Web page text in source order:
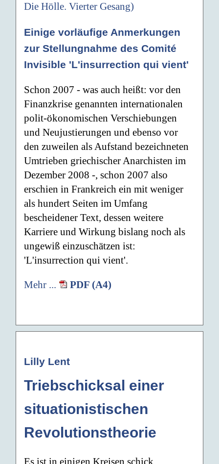
Die Hölle. Vierter Gesang)
Einige vorläufige Anmerkungen
zur Stellungnahme des Comité
Invisible 'L'insurrection qui vient'
Schon 2007 - was auch heißt: vor den
Finanzkrise genannten internationalen
polit-ökonomischen Verschiebungen
und Neujustierungen und ebenso vor
den zuweilen als Aufstand bezeichneten
Umtrieben griechischer Anarchisten im
Dezember 2008 -, schon 2007 also
erschien in Frankreich ein mit weniger
als hundert Seiten im Umfang
bescheidener Text, dessen weitere
Karriere und Wirkung bislang noch als
ungewiß einzuschätzen ist:
'L'insurrection qui vient'.
Mehr ... PDF (A4)
Lilly Lent
Triebschicksal einer
situationistischen
Revolutionstheorie
Es ist in einigen Kreisen schick